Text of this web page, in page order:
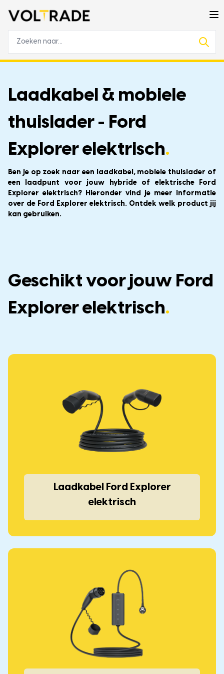
Laadkabel & mobiele
thuislader - Ford
Explorer elektrisch.
Ben je op zoek naar een laadkabel, mobiele thuislader of
een laadpunt voor jouw hybride of elektrische Ford
Explorer elektrisch? Hieronder vind je meer informatie
over de Ford Explorer elektrisch. Ontdek welk product jij
kan gebruiken.
Geschikt voor jouw Ford
Explorer elektrisch.
Laadkabel Ford Explorer
elektrisch